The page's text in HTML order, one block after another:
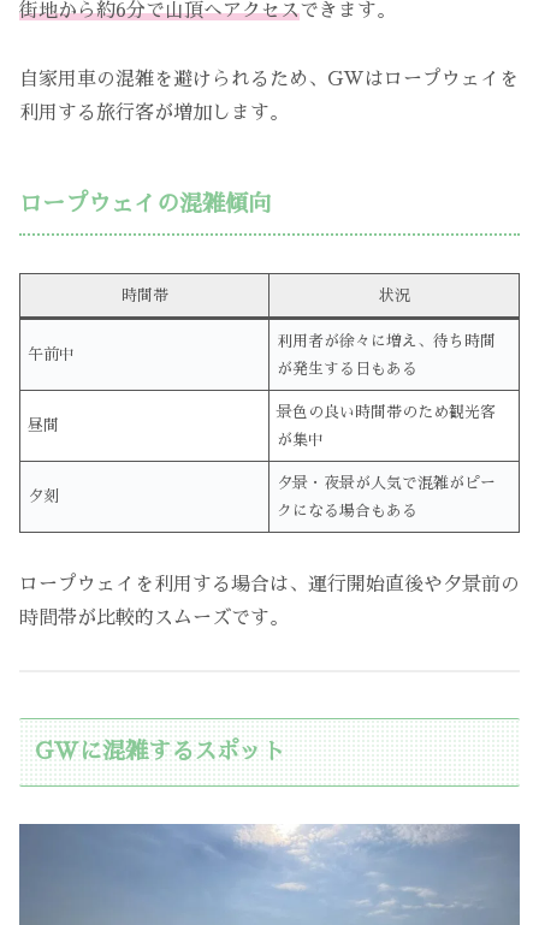
街地から約6分で山頂へアクセスできます。
自家用車の混雑を避けられるため、GWはロープウェイを
利用する旅行客が増加します。
ロープウェイの混雑傾向
時間帯 状況
午前中
利用者が徐々に増え、待ち時間
が発生する日もある
昼間
景色の良い時間帯のため観光客
が集中
夕刻
夕景・夜景が人気で混雑がピー
クになる場合もある
ロープウェイを利用する場合は、運行開始直後や夕景前の
時間帯が比較的スムーズです。
GWに混雑するスポット